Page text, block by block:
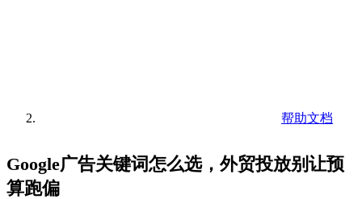
帮助文档
Google广告关键词怎么选，外贸投放别让预
算跑偏